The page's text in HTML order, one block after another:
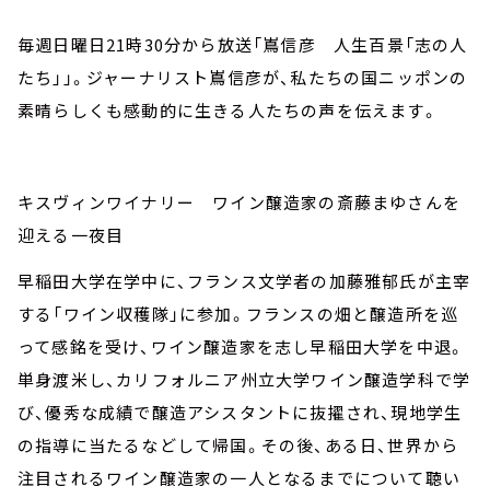
毎週日曜日21時30分から放送「嶌信彦 人生百景「志の人
たち」」。ジャーナリスト嶌信彦が、私たちの国ニッポンの
素晴らしくも感動的に生きる人たちの声を伝えます。
キスヴィンワイナリー ワイン醸造家の斎藤まゆさんを
迎える一夜目
早稲田大学在学中に、フランス文学者の加藤雅郁氏が主宰
する「ワイン収穫隊」に参加。フランスの畑と醸造所を巡
って感銘を受け、ワイン醸造家を志し早稲田大学を中退。
単身渡米し、カリフォルニア州立大学ワイン醸造学科で学
び、優秀な成績で醸造アシスタントに抜擢され、現地学生
の指導に当たるなどして帰国。その後、ある日、世界から
注目されるワイン醸造家の一人となるまでについて聴い